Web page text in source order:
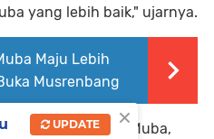
yang lebih baik," ujarnya.
Maju Lebih
Musrenbang
DPK IKAPTK Muba,
×
UPDATE